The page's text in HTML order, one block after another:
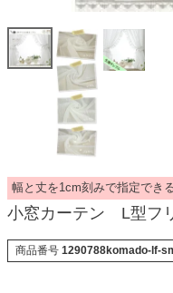
幅と丈を1cm刻みで指定でき
小窓カーテン L型フ
商品番号 1290788komado-lf-